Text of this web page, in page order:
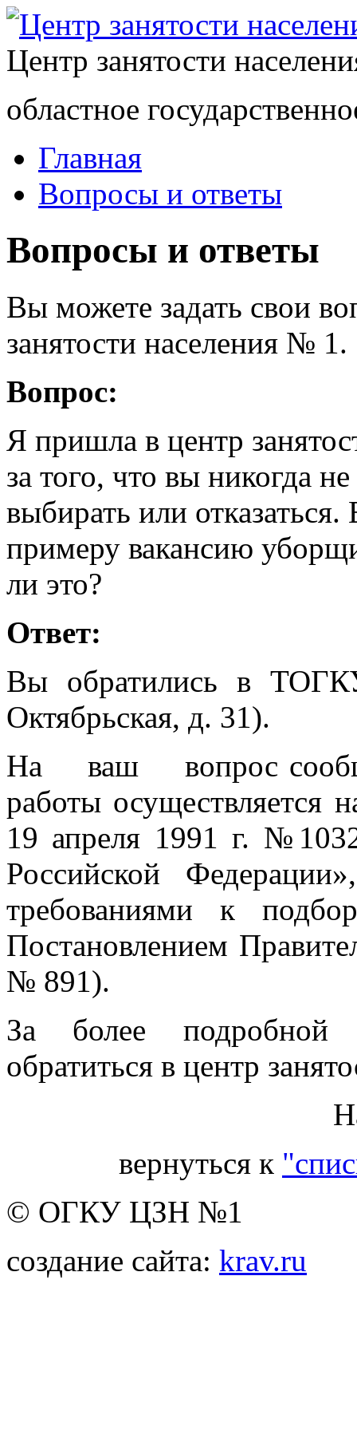
Центр занятости
областное
Главная
Вопросы и ответы
Вопросы и ответы
Вы можете задать свои
занятости населения № 1.
Вопрос:
Я пришла в центр
за того, что вы никогда
выбирать или
примеру вакансию
ли это?
Ответ:
Вы обратились в
Октябрьская, д. 31).
На ваш вопрос
работы осуществляется
19 апреля 1991 г.
Российской
требованиями к
Постановлением
№ 891).
За более подробной
обратиться в центр
вернуться к
© ОГКУ ЦЗН №1
создание сайта: krav.ru